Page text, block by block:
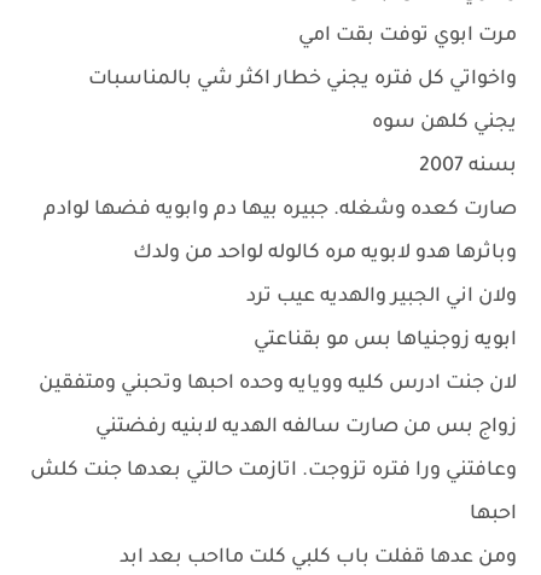
مرت ابوي توفت بقت امي
واخواتي كل فتره يجني خطار اكثر شي بالمناسبات
يجني كلهن سوه
بسنه 2007
صارت كعده وشغله. جبيره بيها دم وابويه فضها لوادم
وباثرها هدو لابويه مره كالوله لواحد من ولدك
ولان اني الجبير والهديه عيب ترد
ابويه زوجنياها بس مو بقناعتي
لان جنت ادرس كليه وويايه وحده احبها وتحبني ومتفقين
زواج بس من صارت سالفه الهديه لابنيه رفضتني
وعافتني ورا فتره تزوجت. اتازمت حالتي بعدها جنت كلش
احبها
ومن عدها قفلت باب كلبي كلت مااحب بعد ابد